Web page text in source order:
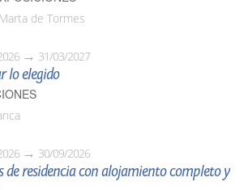
de Tormes
31/03/2027
lo elegido
30/09/2026
de residencia con alojamiento completo y